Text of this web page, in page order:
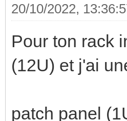
20/10/2022,
Pour ton rack
(12U) et j'ai
patch panel